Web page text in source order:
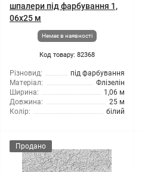
шпалери під фарбування 1,
06x25 м
Немає в наявності
Код товару: 82368
Різновид:
під фарбування
Матеріал:
Флізелін
Ширина:
1,06 м
Довжина:
25 м
Колір:
білий
Продано